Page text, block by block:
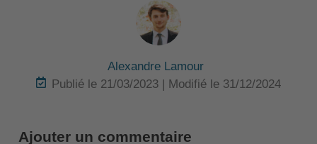
Alexandre Lamour
Publié le 21/03/2023 | Modifié le 31/12/2024
Ajouter un commentaire